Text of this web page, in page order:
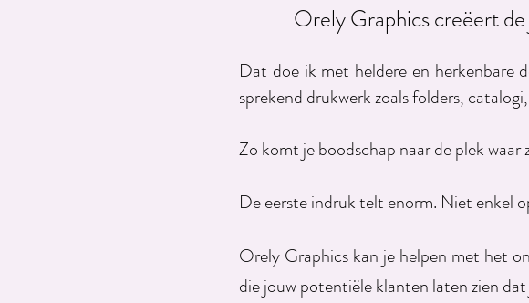
Orely Graphics creëert
Dat doe ik met heldere en herkenbare
sprekend drukwerk zoals folders,
Zo komt je boodschap naar de plek
De eerste indruk telt enorm. Niet enkel
Orely Graphics kan je helpen met het
die jouw potentiële klanten laten zien